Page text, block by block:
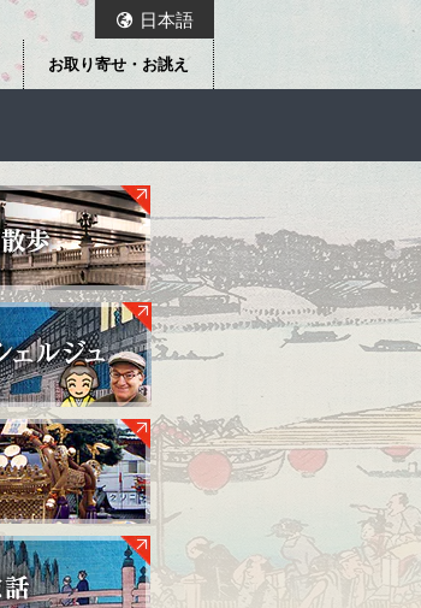
日本語
お取り寄せ・お誂え